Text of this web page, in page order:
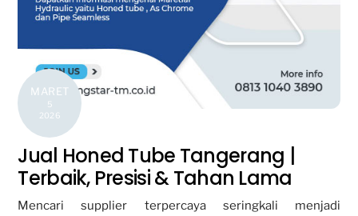
MARET
5
2026
Jual Honed Tube Tangerang |
Terbaik, Presisi & Tahan Lama
Mencari supplier terpercaya seringkali menjadi